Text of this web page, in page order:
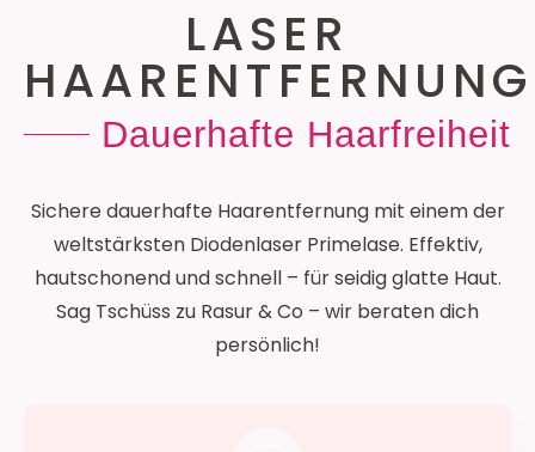
LASER
HAARENTFERNUNG
Dauerhafte Haarfreiheit
Sichere dauerhafte Haarentfernung mit einem der
weltstärksten Diodenlaser Primelase. Effektiv,
hautschonend und schnell – für seidig glatte Haut.
Sag Tschüss zu Rasur & Co – wir beraten dich
persönlich!